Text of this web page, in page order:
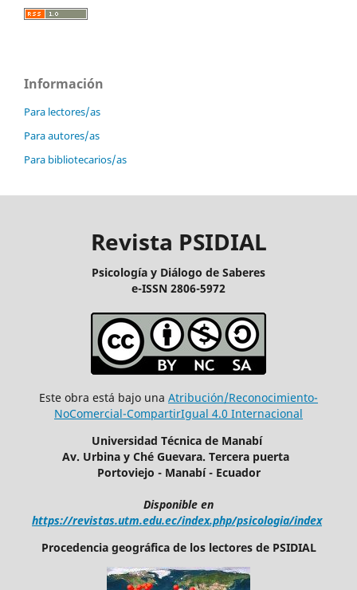
Información
Para lectores/as
Para autores/as
Para bibliotecarios/as
Revista PSIDIAL
Psicología y Diálogo de Saberes
e-ISSN 2806-5972
Este obra está bajo una Atribución/Reconocimiento-
NoComercial-CompartirIgual 4.0 Internacional
Universidad Técnica de Manabí
Av. Urbina y Ché Guevara. Tercera puerta
Portoviejo - Manabí - Ecuador
Disponible en
https://revistas.utm.edu.ec/index.php/psicologia/index
Procedencia geográfica de los lectores de PSIDIAL